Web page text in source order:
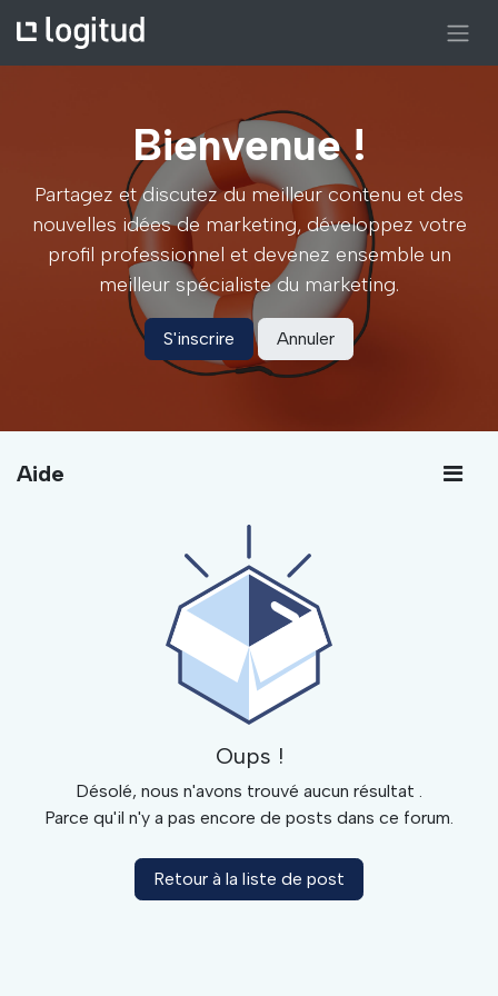
Bienvenue !
Partagez et discutez du meilleur contenu et des
nouvelles idées de marketing, développez votre
profil professionnel et devenez ensemble un
meilleur spécialiste du marketing.
S'inscrire Annuler
Aide
Oups !
Désolé, nous n'avons trouvé aucun résultat .
Parce qu'il n'y a pas encore de posts dans ce forum.
Retour à la liste de post